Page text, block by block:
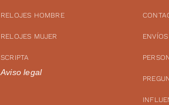
RELOJES HOMBRE
RELOJES MUJER
SCRIPTA
Aviso legal